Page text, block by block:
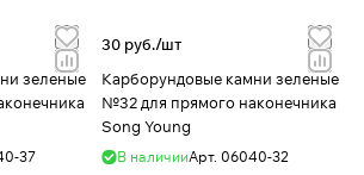
зеленые
37
30 руб./шт
Карборундовые камни зеленые
№32 для прямого наконечника
Song Young
В наличииАрт. 06040-32